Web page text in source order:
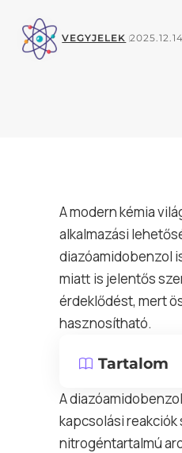
VEGYJELEK
A modern kémia
alkalmazási
diazóamidobenzol
miatt is jelentős
érdeklődést, mert
hasznosítható.
Tartalom
A
kapcsolási
nitrogéntartalmú